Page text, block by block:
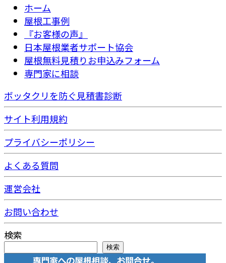
ホーム
屋根工事例
『お客様の声』
日本屋根業者サポート協会
屋根無料見積りお申込みフォーム
専門家に相談
ボッタクリを防ぐ見積書診断
サイト利用規約
プライバシーポリシー
よくある質問
運営会社
お問い合わせ
検索
検索